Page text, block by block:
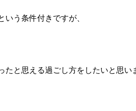
う条件付きですが、
たと思える過ごし方をしたいと思い